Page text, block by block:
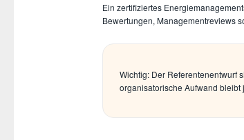
Ein zertifiziertes
Bewertungen, Managementreviews
Wichtig: Der Referentenentwurf
organisatorische Aufwand